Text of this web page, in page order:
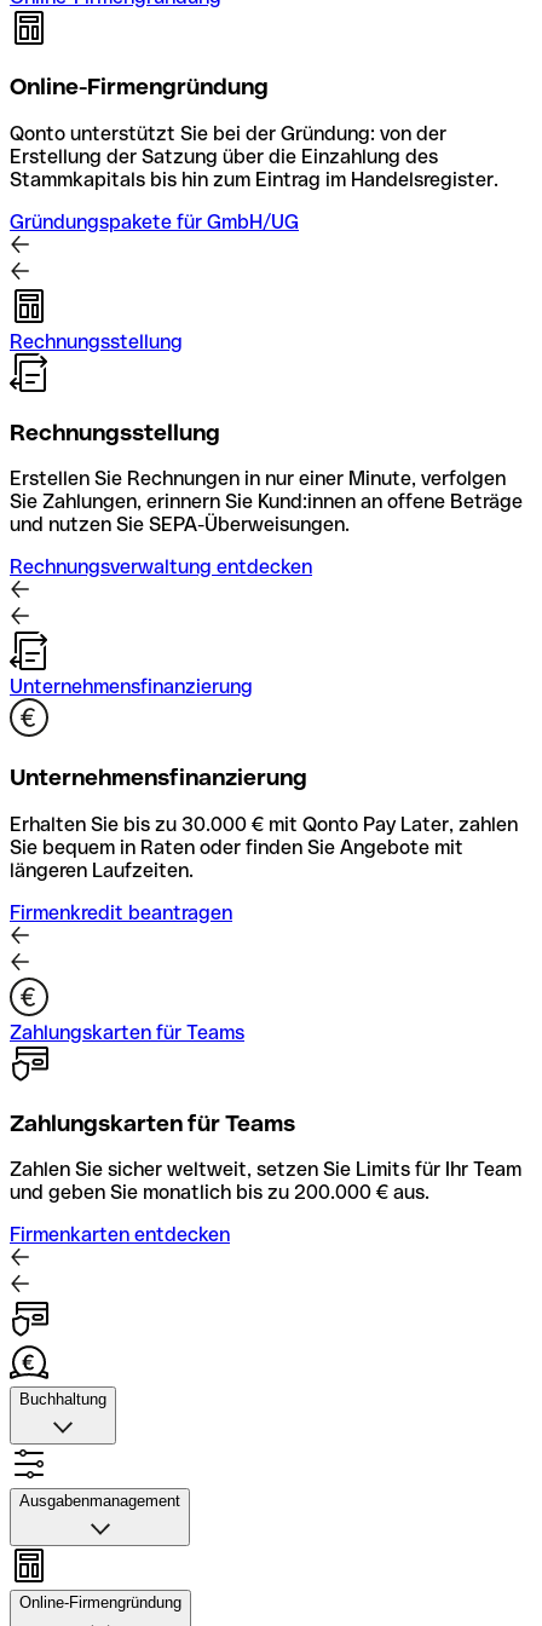
Online-Firmengründung
Qonto unterstützt Sie bei der Gründung: von der
Erstellung der Satzung über die Einzahlung des
Stammkapitals bis hin zum Eintrag im Handelsregister.
Gründungspakete für GmbH/UG
Rechnungsstellung
Rechnungsstellung
Erstellen Sie Rechnungen in nur einer Minute, verfolgen
Sie Zahlungen, erinnern Sie Kund:innen an offene Beträge
und nutzen Sie SEPA-Überweisungen.
Rechnungsverwaltung entdecken
Unternehmensfinanzierung
Unternehmensfinanzierung
Erhalten Sie bis zu 30.000 € mit Qonto Pay Later, zahlen
Sie bequem in Raten oder finden Sie Angebote mit
längeren Laufzeiten.
Firmenkredit beantragen
Zahlungskarten für Teams
Zahlungskarten für Teams
Zahlen Sie sicher weltweit, setzen Sie Limits für Ihr Team
und geben Sie monatlich bis zu 200.000 € aus.
Firmenkarten entdecken
Buchhaltung
Buchhaltung
Scannen Sie Belege und laden Sie sie in Qonto hoch.
Rechnungsabläufe können Sie automatisieren und mit
dem Buchhaltungstool schneller abstimmen.
Konto mit Buchhaltung entdecken
Ausgabenmanagement
Ausgabenmanagement
Genehmigungen einrichten, Ausgaben verfolgen, Budgets
Online-Firmengründung